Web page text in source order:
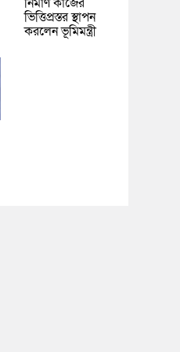
ভিত্তিপ্রস্তর স্থাপন
করলেন ভূমিমন্ত্রী